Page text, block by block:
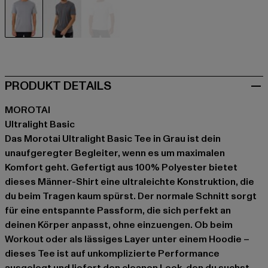
PRODUKT DETAILS
MOROTAI
Ultralight Basic
Das Morotai Ultralight Basic Tee in Grau ist dein
unaufgeregter Begleiter, wenn es um maximalen
Komfort geht. Gefertigt aus 100% Polyester bietet
dieses Männer-Shirt eine ultraleichte Konstruktion, die
du beim Tragen kaum spürst. Der normale Schnitt sorgt
für eine entspannte Passform, die sich perfekt an
deinen Körper anpasst, ohne einzuengen. Ob beim
Workout oder als lässiges Layer unter einem Hoodie –
dieses Tee ist auf unkomplizierte Performance